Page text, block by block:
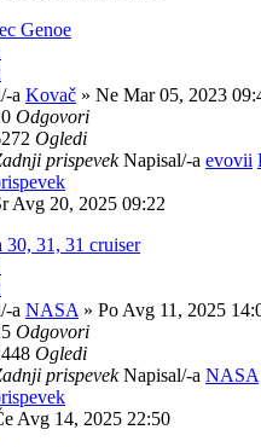
Genoe
a Kovač » Ne Mar 05, 2023
Odgovori
Ogledi
prispevekNapisal/-a evovii
Avg 20, 2025 09:22
30, 31, 31 cruiser
a NASA » Po Avg 11, 2025
Odgovori
Ogledi
prispevekNapisal/-a NASA
Avg 14, 2025 22:50